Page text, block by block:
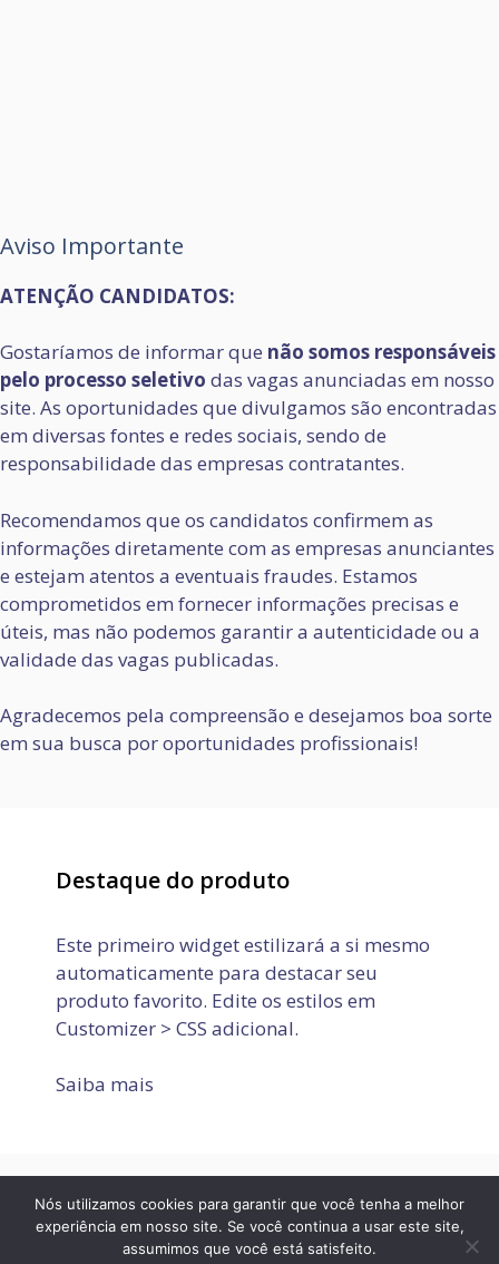
Aviso Importante
ATENÇÃO CANDIDATOS:
Gostaríamos de informar que não somos responsáveis
pelo processo seletivo das vagas anunciadas em nosso
site. As oportunidades que divulgamos são encontradas
em diversas fontes e redes sociais, sendo de
responsabilidade das empresas contratantes.
Recomendamos que os candidatos confirmem as
informações diretamente com as empresas anunciantes
e estejam atentos a eventuais fraudes. Estamos
comprometidos em fornecer informações precisas e
úteis, mas não podemos garantir a autenticidade ou a
validade das vagas publicadas.
Agradecemos pela compreensão e desejamos boa sorte
em sua busca por oportunidades profissionais!
Destaque do produto
Este primeiro widget estilizará a si mesmo
automaticamente para destacar seu
produto favorito. Edite os estilos em
Customizer > CSS adicional.
Saiba mais
Política de Privacidade Termos de Uso
Fale conosco
© 2026 JOVEM APRENDIZ E ESTÁGIO• Built with
Nós utilizamos cookies para garantir que você tenha a melhor
experiência em nosso site. Se você continua a usar este site,
assumimos que você está satisfeito.